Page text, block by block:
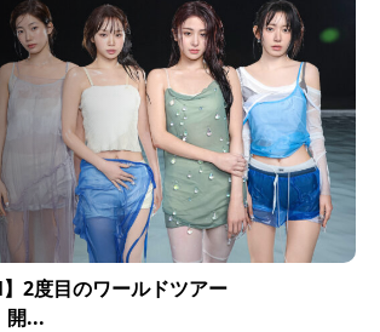
】2度目のワールドツアー
開...